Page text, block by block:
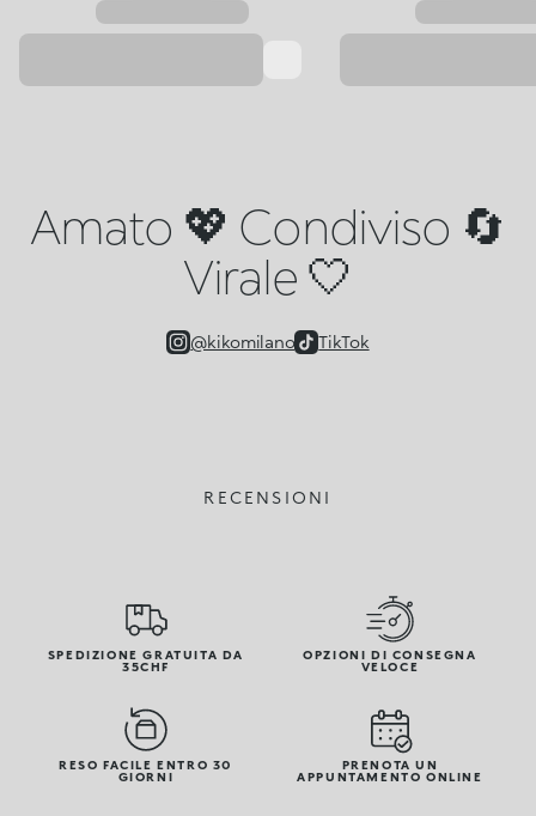
Amato 💖 Condiviso 🔄
Virale 🤍
@kikomilano TikTok
RECENSIONI
SPEDIZIONE GRATUITA DA
35CHF
OPZIONI DI CONSEGNA
VELOCE
RESO FACILE ENTRO 30
GIORNI
PRENOTA UN
APPUNTAMENTO ONLINE